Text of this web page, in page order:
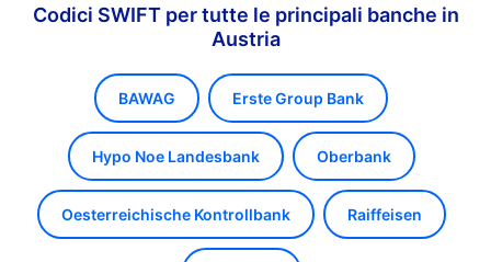
Codici SWIFT per tutte le principali banche in
Austria
BAWAG Erste Group Bank
Hypo Noe Landesbank Oberbank
Oesterreichische Kontrollbank Raiffeisen